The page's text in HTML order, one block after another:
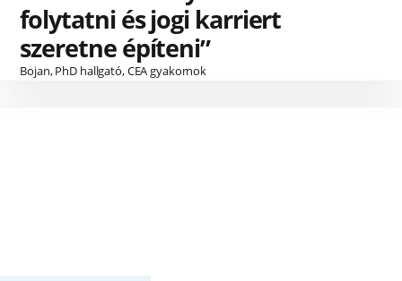
folytatni és jogi karriert
szeretne építeni”
Bojan, PhD hallgató, CEA gyakornok